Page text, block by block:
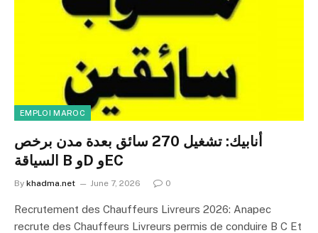
EMPLOI MAROC
أنابيك: تشغيل 270 سائق بعدة مدن برخص
السياقة B وD وEC
By khadma.net June 7, 2026 0
Recrutement des Chauffeurs Livreurs 2026: Anapec
recrute des Chauffeurs Livreurs permis de conduire B C Et